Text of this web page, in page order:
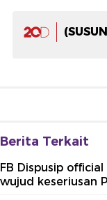
Berita Terkait
FB Dispusip
wujud keseriusan